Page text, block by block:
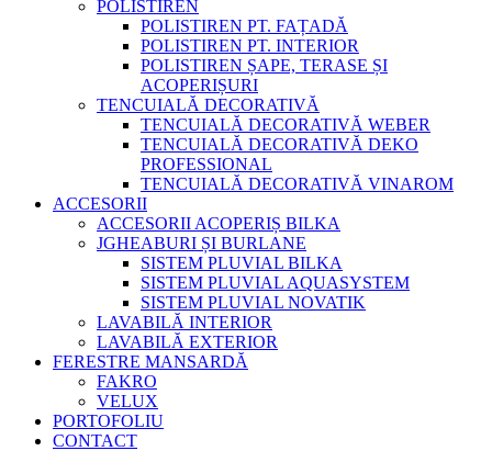
POLISTIREN
POLISTIREN PT. FAȚADĂ
POLISTIREN PT. INTERIOR
POLISTIREN ȘAPE, TERASE ȘI
ACOPERIȘURI
TENCUIALĂ DECORATIVĂ
TENCUIALĂ DECORATIVĂ WEBER
TENCUIALĂ DECORATIVĂ DEKO
PROFESSIONAL
TENCUIALĂ DECORATIVĂ VINAROM
ACCESORII
ACCESORII ACOPERIȘ BILKA
JGHEABURI ȘI BURLANE
SISTEM PLUVIAL BILKA
SISTEM PLUVIAL AQUASYSTEM
SISTEM PLUVIAL NOVATIK
LAVABILĂ INTERIOR
LAVABILĂ EXTERIOR
FERESTRE MANSARDĂ
FAKRO
VELUX
PORTOFOLIU
CONTACT